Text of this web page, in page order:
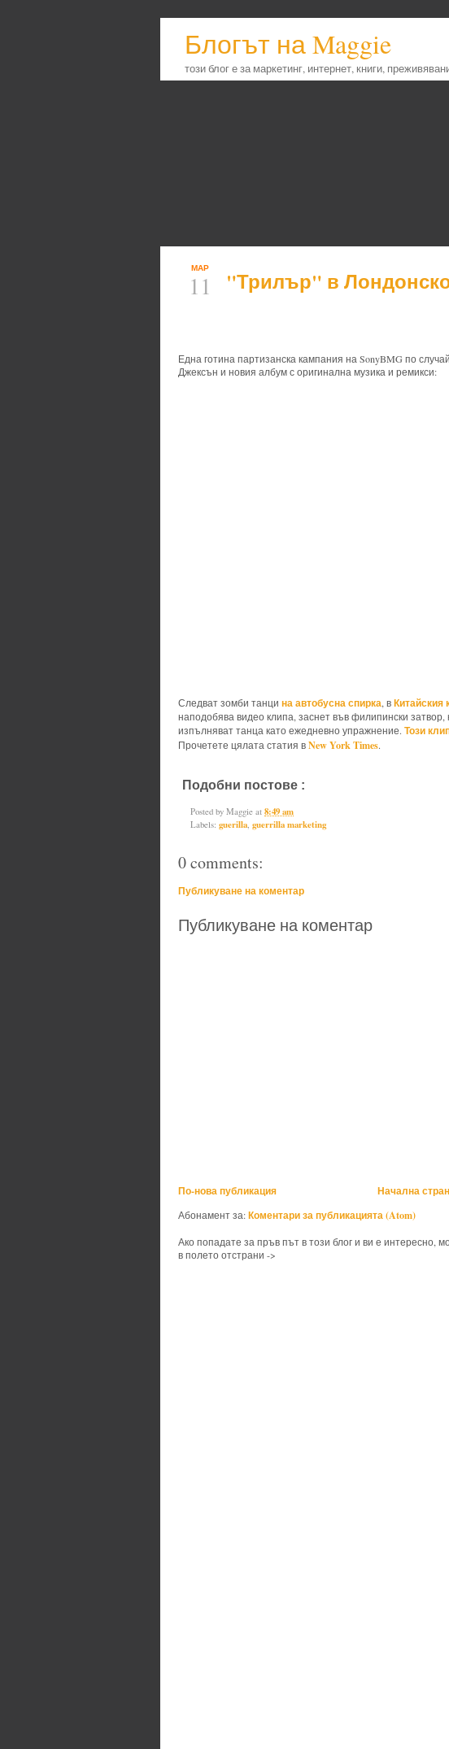
Блогът на Maggie
този блог е за маркетинг, интернет, книги,
МАР
11 "Трилър" в
Една готина партизанска кампания на SonyBMG по
Джексън и новия албум с оригинална музика и ремикси:
Следват зомби танци на автобусна спирка, вКитайския
наподобява видео клипа, заснет във филипински затвор,
изпълняват танца като ежедневно упражнение. Този
Прочетете цялата статия вNew York Times.
Подобни постове :
Posted by Maggie at 8:49 am
Labels: guerilla, guerrilla marketing
0 comments:
Публикуване на коментар
Публикуване на коментар
По-нова публикация Начална
Абонамент за:Коментари за публикацията (Atom)
Ако попадате за пръв път в този блог и ви е интересно,
в полето отстрани ->